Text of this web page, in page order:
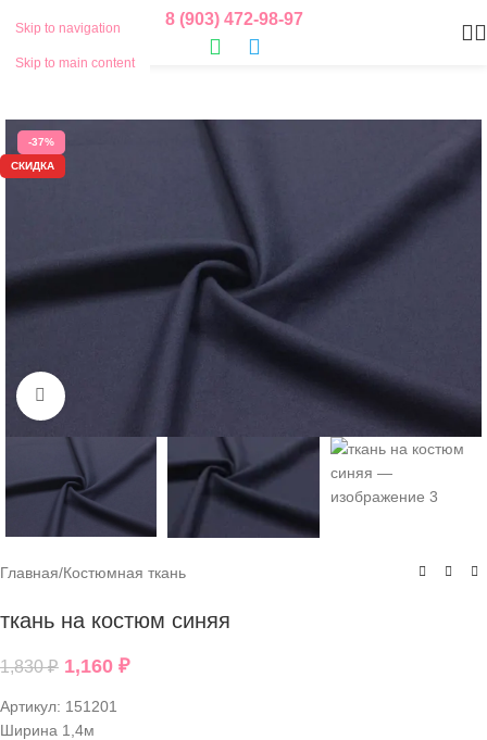
Skip to navigation
Skip to main content
8 (903) 472-98-97
-37%
СКИДКА
Нажмите, чтобы увеличить
Главная/Костюмная ткань
ткань на костюм синяя
1,830₽ 1,160 ₽
Артикул: 151201
Ширина 1,4м